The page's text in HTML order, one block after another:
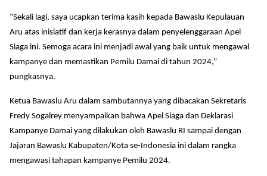
“Sekali lagi, saya ucapkan terima kasih kepada Bawaslu Kepulauan
Aru atas inisiatif dan kerja kerasnya dalam penyelenggaraan Apel
Siaga ini. Semoga acara ini menjadi awal yang baik untuk mengawal
kampanye dan memastikan Pemilu Damai di tahun 2024,”
pungkasnya.
Ketua Bawaslu Aru dalam sambutannya yang dibacakan Sekretaris
Fredy Sogalrey menyampaikan bahwa Apel Siaga dan Deklarasi
Kampanye Damai yang dilakukan oleh Bawaslu RI sampai dengan
Jajaran Bawaslu Kabupaten/Kota se-Indonesia ini dalam rangka
mengawasi tahapan kampanye Pemilu 2024.